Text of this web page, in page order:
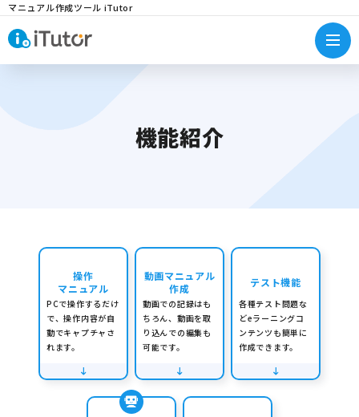
マニュアル作成ツール iTutor
機能紹介
操作
マニュアル
PCで操作するだけ
で、操作内容が自
動でキャプチャさ
れます。
動画マニュアル
作成
動画での記録はも
ちろん、動画を取
り込んでの編集も
可能です。
テスト機能
各種テスト問題な
どeラーニングコ
ンテンツも簡単に
作成できます。